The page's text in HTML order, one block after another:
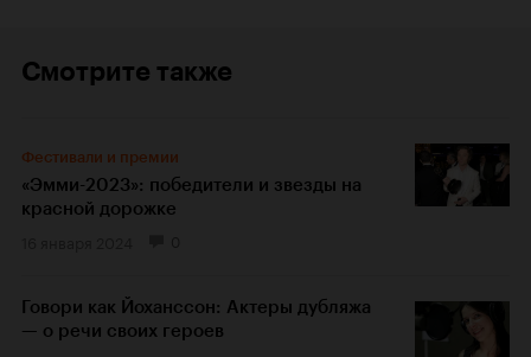
Смотрите также
Фестивали и премии
«Эмми-2023»: победители и звезды на
красной дорожке
Говори как Йоханссон: Актеры дубляжа
— о речи своих героев